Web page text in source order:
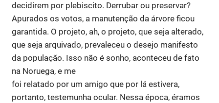
decidirem por plebiscito. Derrubar ou preservar?
Apurados os votos, a manutenção da árvore ficou
garantida. O projeto, ah, o projeto, que seja alterado,
que seja arquivado, prevaleceu o desejo manifesto
da população. Isso não é sonho, aconteceu de fato
na Noruega, e me
foi relatado por um amigo que por lá estivera,
portanto, testemunha ocular. Nessa época, éramos